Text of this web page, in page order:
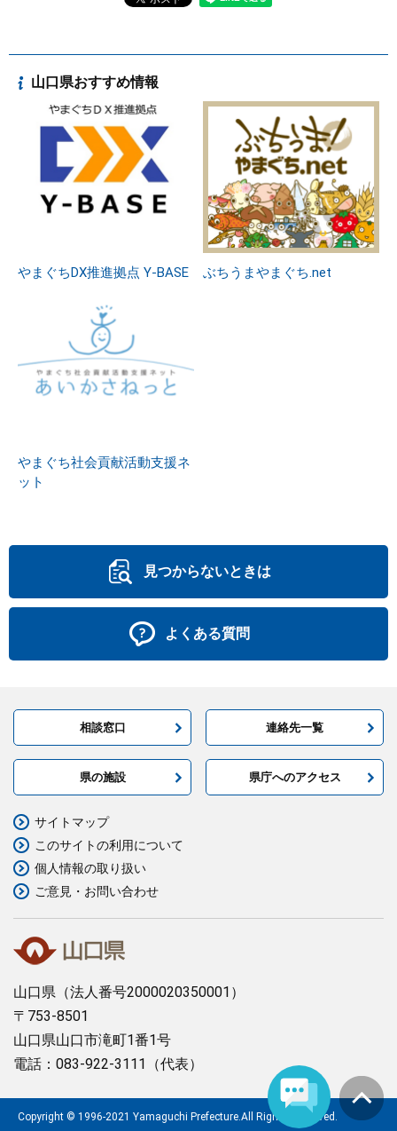
山口県おすすめ情報
やまぐちDX推進拠点 Y-BASE ぶちうまやまぐち.net
やまぐち社会貢献活動支援ネ
ット
見つからないときは
よくある質問
相談窓口 連絡先一覧
県の施設 県庁へのアクセス
山口県 （法人番号2000020350001）
〒753-8501
山口県山口市滝町1番1号
電話：083-922-3111（代表）
サイトマップ
このサイトの利用について
個人情報の取り扱い
ご意見・お問い合わせ
Copyright © 1996-2021 Yamaguchi Prefecture.All Rights Reserved.